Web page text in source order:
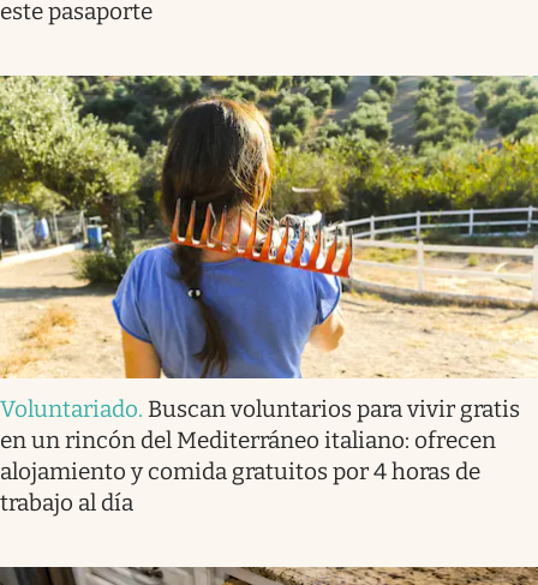
este pasaporte
Voluntariado. Buscan voluntarios para vivir gratis
en un rincón del Mediterráneo italiano: ofrecen
alojamiento y comida gratuitos por 4 horas de
trabajo al día